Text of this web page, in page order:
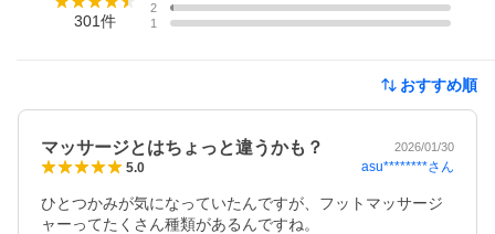
301件
2
1
おすすめ順
マッサージとはちょっと違うかも？ 2026/01/30
5.0 asu********さん
ひとつかみが気になっていたんですが、フットマッサージ
ャーってたくさん種類があるんですね。